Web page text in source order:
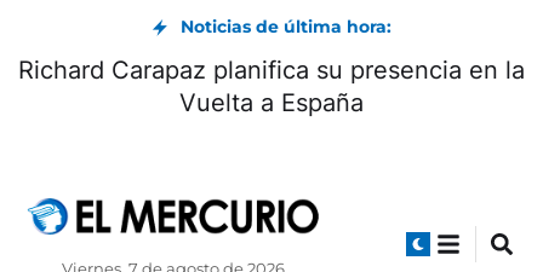
Noticias de última hora:
pueden hacer pronósticos
electorales? según el CNE